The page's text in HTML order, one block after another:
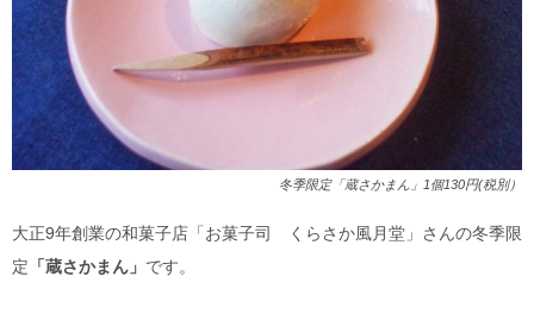
冬季限定「蔵さかまん」1個130円(税別）
大正9年創業の和菓子店「お菓子司 くらさか風月堂」さんの冬季限
定 「蔵さかまん」 です。